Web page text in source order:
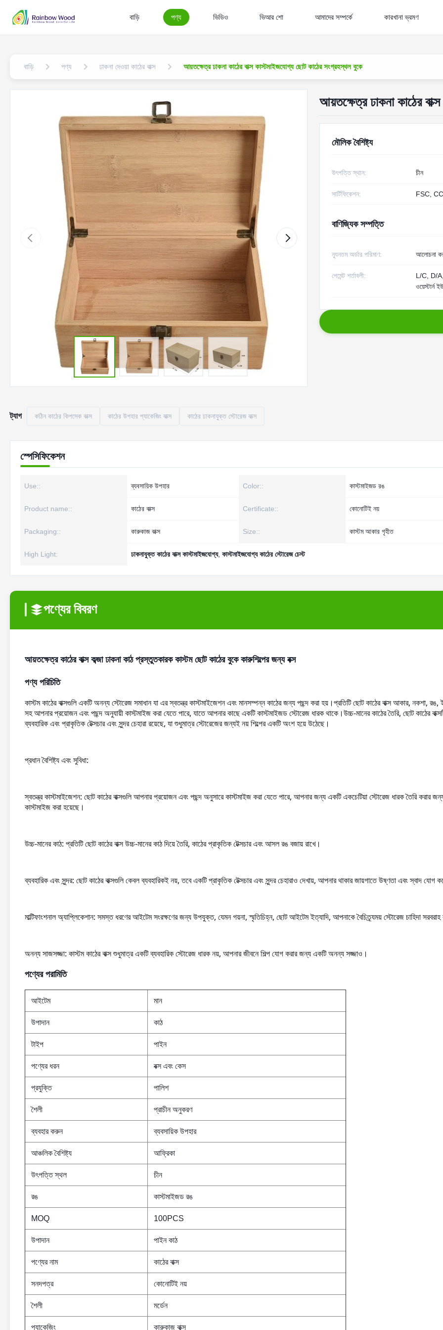
বাড়ি পণ্য ভিডিও ভিআর শো আমাদের সম্পর্কে কারখানা ভ্রমণ
বাড়ি পণ্য ঢাকনা দেওয়া কাঠের বাক্স আয়তক্ষেত্র ঢাকনা কাঠের বাক্স কাস্টমাইজযোগ্য ছোট কাঠের সংগ্রহস্থল বুকে
আয়তক্ষেত্র ঢাকনা কাঠের
মৌলিক বৈশিষ্ট্য
উৎপত্তি স্থান: চীন
সার্টিফিকেশন: FSC,
বাণিজ্যিক সম্পত্তি
ন্যূনতম অর্ডার পরিমাণ: আলোচনা
পেমেন্ট শর্তাবলী:
L/C, D/
ওয়েস্টার্ন
ট্যাগ কঠিন কাঠের কিপসেক বাক্স কাঠের উপহার প্যাকেজিং বাক্স কাঠের ঢাকনাযুক্ত স্টোরেজ বাক্স
স্পেসিফিকেশন
Use:: ব্যবসায়িক উপহার Color:: কাস্টমাইজড রঙ
Product name:: কাঠের বাক্স Certificate:: কোনোটিই নয়
Packaging:: কারুকাজ বাক্স Size:: কাস্টম আকার গৃহীত
High Light: ঢাকনাযুক্ত কাঠের বাক্স কাস্টমাইজযোগ্য, কাস্টমাইজযোগ্য কাঠের স্টোরেজ চেস্ট
পণ্যের বিবরণ
আয়তক্ষেত্র কাঠের বাক্স কব্জা ঢাকনা কাঠ প্রস্তুতকারক কাস্টম ছোট কাঠের বুকে কারুশিল্পের জন্য বক্স
পণ্য পরিচিতি
কাস্টম কাঠের বাক্সগুলি একটি অনন্য স্টোরেজ সমাধান যা এর স্বতন্ত্র কাস্টমাইজেশন এবং মানসম্পন্ন কাঠের জন্য পছন্দ করা হয়।প্রতিটি ছোট কাঠের বাক্স আকার, নকশা, রঙ,
সহ আপনার প্রয়োজন এবং পছন্দ অনুযায়ী কাস্টমাইজ করা যেতে পারে, যাতে আপনার কাছে একটি কাস্টমাইজড স্টোরেজ ধারক থাকে।উচ্চ-মানের কাঠের তৈরি, ছোট কাঠের
ব্যবহারিক এবং প্রাকৃতিক টেক্সচার এবং সুন্দর চেহারা রয়েছে, যা শুধুমাত্র স্টোরেজের জন্যই নয় শিল্পের একটি অংশ হয়ে উঠেছে।
প্রধান বৈশিষ্ট্য এবং সুবিধা:
স্বতন্ত্র কাস্টমাইজেশন: ছোট কাঠের বাক্সগুলি আপনার প্রয়োজন এবং পছন্দ অনুসারে কাস্টমাইজ করা যেতে পারে, আপনার জন্য একটি একচেটিয়া স্টোরেজ ধারক তৈরি করার
কাস্টমাইজ করা হয়েছে।
উচ্চ-মানের কাঠ: প্রতিটি ছোট কাঠের বাক্স উচ্চ-মানের কাঠ দিয়ে তৈরি, কাঠের প্রাকৃতিক টেক্সচার এবং আসল রঙ বজায় রাখে।
ব্যবহারিক এবং সুন্দর: ছোট কাঠের বাক্সগুলি কেবল ব্যবহারিকই নয়, তবে একটি প্রাকৃতিক টেক্সচার এবং সুন্দর চেহারাও দেখায়, আপনার থাকার জায়গাতে উষ্ণতা এবং স্বাদ যোগ
মাল্টিফাংশনাল অ্যাপ্লিকেশান: সমস্ত ধরণের আইটেম সংরক্ষণের জন্য উপযুক্ত, যেমন গয়না, স্মৃতিচিহ্ন, ছোট আইটেম ইত্যাদি, আপনাকে বৈচিত্র্যময় স্টোরেজ চাহিদা
অনন্য সাজসজ্জা: কাস্টম কাঠের বাক্স শুধুমাত্র একটি ব্যবহারিক স্টোরেজ ধারক নয়, আপনার জীবনে শিল্প যোগ করার জন্য একটি অনন্য সজ্জাও।
পণ্যের পরামিতি
আইটেম মান
উপাদান কাঠ
টাইপ পাইন
পণ্যের ধরন বক্স এবং কেস
প্রযুক্তি পালিশ
শৈলী প্রাচীন অনুকরণ
ব্যবহার করুন ব্যবসায়িক উপহার
আঞ্চলিক বৈশিষ্ট্য আফ্রিকা
উৎপত্তি স্থল চীন
রঙ কাস্টমাইজড রঙ
MOQ 100PCS
উপাদান পাইন কাঠ
পণ্যের নাম কাঠের বাক্স
সনদপত্র কোনোটিই নয়
শৈলী মর্ডেন
প্যাকেজিং কারুকাজ বাক্স